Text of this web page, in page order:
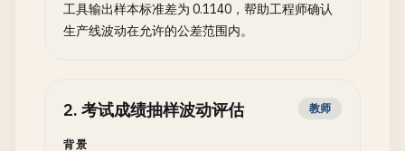
工具输出样本标准差为 0.1140，帮助工程师确认
生产线波动在允许的公差范围内。
2. 考试成绩抽样波动评估 教师
背景